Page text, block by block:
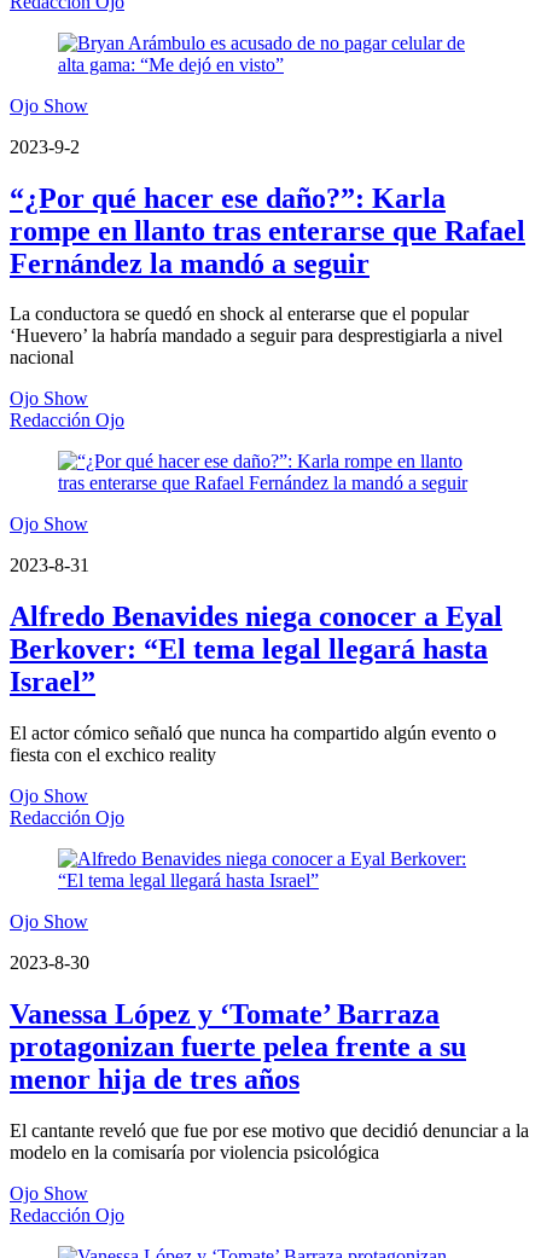
Ojo Show
2023-9-2
“¿Por qué hacer ese daño?”: Karla
rompe en llanto tras enterarse que Rafael
Fernández la mandó a seguir
La conductora se quedó en shock al enterarse que el popular
‘Huevero’ la habría mandado a seguir para desprestigiarla a nivel
nacional
Ojo Show
Redacción Ojo
Ojo Show
2023-8-31
Alfredo Benavides niega conocer a Eyal
Berkover: “El tema legal llegará hasta
Israel”
El actor cómico señaló que nunca ha compartido algún evento o
fiesta con el exchico reality
Ojo Show
Redacción Ojo
Ojo Show
2023-8-30
Vanessa López y ‘Tomate’ Barraza
protagonizan fuerte pelea frente a su
menor hija de tres años
El cantante reveló que fue por ese motivo que decidió denunciar a la
modelo en la comisaría por violencia psicológica
Ojo Show
Redacción Ojo